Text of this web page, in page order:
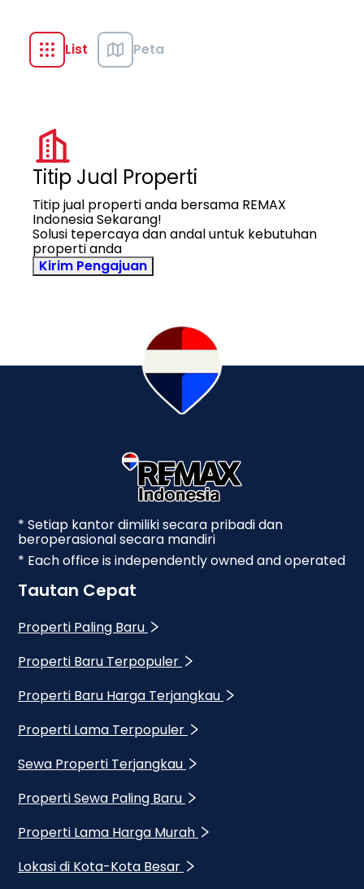
List Peta
Titip Jual Properti
Titip jual properti anda bersama REMAX
Indonesia Sekarang!
Solusi tepercaya dan andal untuk kebutuhan
properti anda
Kirim Pengajuan
* Setiap kantor dimiliki secara pribadi dan
beroperasional secara mandiri
* Each office is independently owned and operated
Tautan Cepat
Properti Paling Baru
Properti Baru Terpopuler
Properti Baru Harga Terjangkau
Properti Lama Terpopuler
Sewa Properti Terjangkau
Properti Sewa Paling Baru
Properti Lama Harga Murah
Lokasi di Kota-Kota Besar